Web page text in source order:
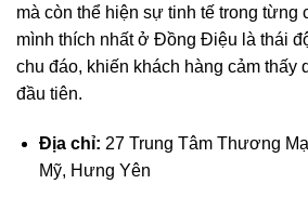
mà còn thể hiện sự tinh tế trong từng
mình thích nhất ở Đồng Điệu là thái
chu đáo, khiến khách hàng cảm thấy
đầu tiên.
Địa chỉ: 27 Trung Tâm Thương
Mỹ, Hưng Yên